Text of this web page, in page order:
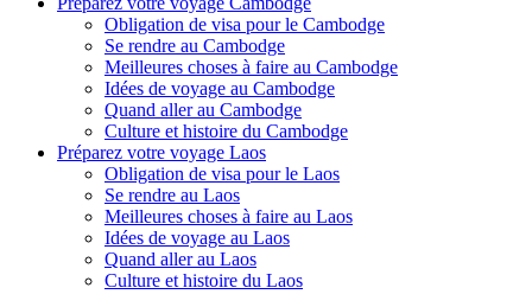
Obligation de visa pour le Cambodge
Se rendre au Cambodge
Meilleures choses à faire au Cambodge
Idées de voyage au Cambodge
Quand aller au Cambodge
Culture et histoire du Cambodge
Préparez votre voyage Laos
Obligation de visa pour le Laos
Se rendre au Laos
Meilleures choses à faire au Laos
Idées de voyage au Laos
Quand aller au Laos
Culture et histoire du Laos